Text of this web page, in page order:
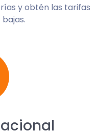
y obtén las tarifas